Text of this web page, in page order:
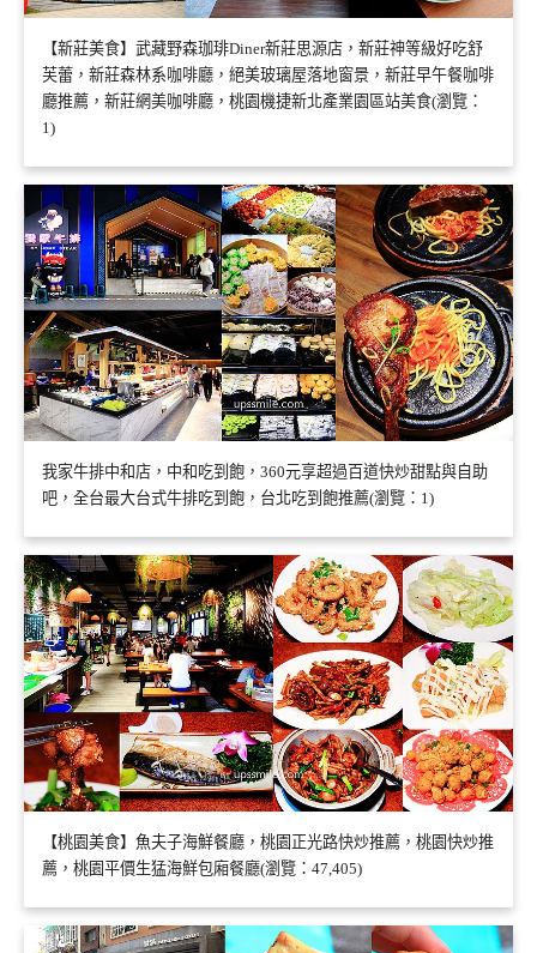
【新莊美食】武藏野森珈琲Diner新莊思源店，新莊神等級好吃舒
芙蕾，新莊森林系咖啡廳，絕美玻璃屋落地窗景，新莊早午餐咖啡
廳推薦，新莊網美咖啡廳，桃園機捷新北產業園區站美食(瀏覽：
1)
我家牛排中和店，中和吃到飽，360元享超過百道快炒甜點與自助
吧，全台最大台式牛排吃到飽，台北吃到飽推薦(瀏覽：1)
【桃園美食】魚夫子海鮮餐廳，桃園正光路快炒推薦，桃園快炒推
薦，桃園平價生猛海鮮包廂餐廳(瀏覽：47,405)